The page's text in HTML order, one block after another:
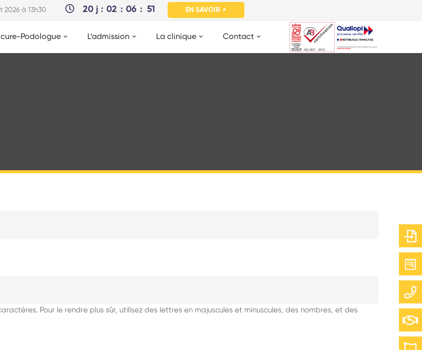
2026 à 13h30 20 j 02 06 51 EN SAVOIR +
Podologue L’admission La clinique Contact
Pour le rendre plus sûr, utilisez des lettres en majuscules et minuscules, des nombres, et des